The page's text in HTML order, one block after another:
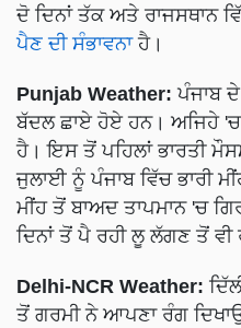
ਦੋ ਦਿਨਾਂ ਤੱਕ ਅਤੇ ਰਾਜਸਥਾਨ
ਪੈਣ ਦੀ ਸੰਭਾਵਨਾਹੈ।
Punjab Weather: ਪੰਜਾਬ
ਬੱਦਲ ਛਾਏ ਹੋਏ ਹਨ। ਅਜਿਹੇ 'ਚ
ਹੈ। ਇਸ ਤੋਂ ਪਹਿਲਾਂ ਭਾਰਤੀ
ਜੁਲਾਈ ਨੂੰ ਪੰਜਾਬ ਵਿੱਚ ਭਾਰੀ
ਮੀਂਹ ਤੋਂ ਬਾਅਦ ਤਾਪਮਾਨ 'ਚ
ਦਿਨਾਂ ਤੋਂ ਪੈ ਰਹੀ ਲੂ ਲੱਗਣ ਤੋਂ ਵੀ
Delhi-NCR Weather:
ਤੋਂ ਗਰਮੀ ਨੇ ਆਪਣਾ ਰੰਗ